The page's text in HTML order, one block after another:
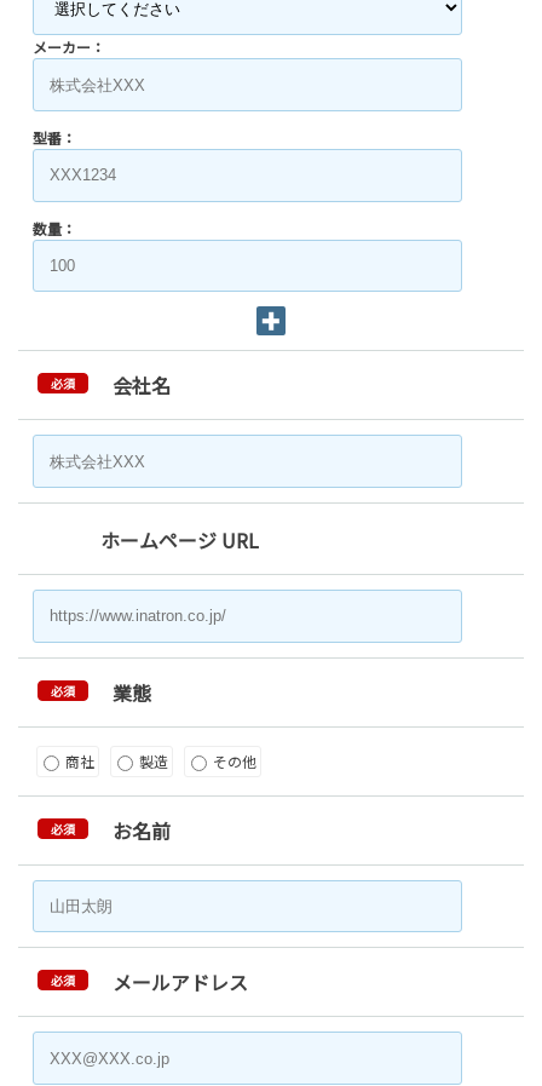
メーカー：
型番：
数量：
必須 会社名
ホームページ URL
必須 業態
商社 製造 その他
必須 お名前
必須 メールアドレス